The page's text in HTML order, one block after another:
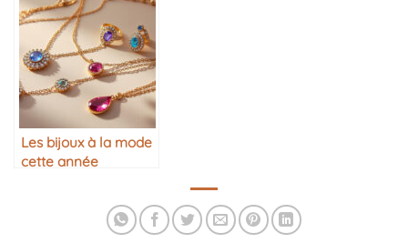
Les bijoux à la mode
cette année